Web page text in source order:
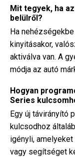
Mit tegyek, ha
belülről?
Ha
kinyitásakor,
aktiválva van. A
módja az autó
Hogyan
Series
Egy új távirányító
kulcsodhoz
igényli,
vagy segítséget